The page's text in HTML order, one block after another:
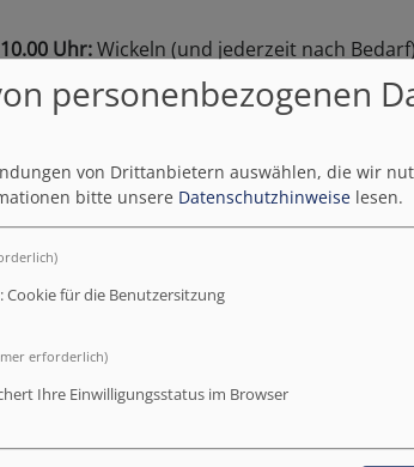
Uhr:Wickeln (und jederzeit nach
Kinder und Erzieherinnen willkommen
Uhr:
Freispielzeit, Garten,
(kreativ, Sauberkeitserziehung,
Uhr:Aufräumen, Wickeln, Hände
bringen, Gesicht und Hände
Uhr:"Siesta", schlafen, ruhen, erholen,
Schlafwache/Vorbereitungszeit
personenbezogenen
von Drittanbietern auswählen, die wir
bitte unsere Datenschutzhinweise lesen.
Cookie für die Benutzersitzung
erforderlich)
Ihre Einwilligungsstatus im Browser